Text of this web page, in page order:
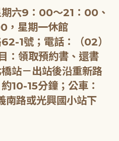
期六9：00～21：00、
，星期一休館
1號；電話：（02）
領取預約書、還書
站－出站後沿重新路
10-15分鐘；公車：
路或光興國小站下